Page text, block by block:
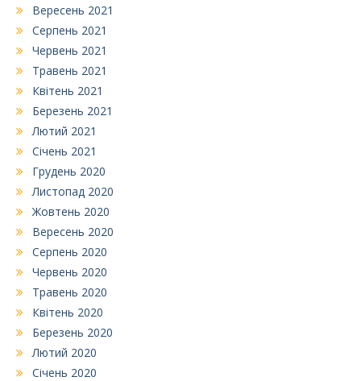
Вересень 2021
Серпень 2021
Червень 2021
Травень 2021
Квітень 2021
Березень 2021
Лютий 2021
Січень 2021
Грудень 2020
Листопад 2020
Жовтень 2020
Вересень 2020
Серпень 2020
Червень 2020
Травень 2020
Квітень 2020
Березень 2020
Лютий 2020
Січень 2020